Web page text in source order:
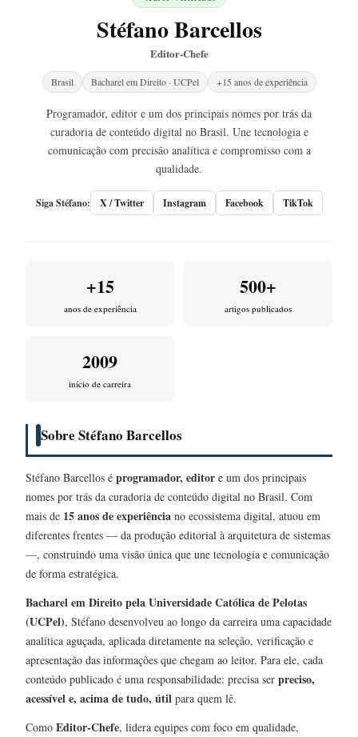
Stéfano Barcellos
Editor-Chefe
Brasil Bacharel em Direito · UCPel +15 anos de experiência
Programador, editor e um dos principais nomes por trás da
curadoria de conteúdo digital no Brasil. Une tecnologia e
comunicação com precisão analítica e compromisso com a
qualidade.
Siga Stéfano: X / Twitter Instagram Facebook TikTok
+15
anos de experiência
500+
artigos publicados
2009
início de carreira
Sobre Stéfano Barcellos
Stéfano Barcellos é programador, editor e um dos principais
nomes por trás da curadoria de conteúdo digital no Brasil. Com
mais de 15 anos de experiência no ecossistema digital, atuou em
diferentes frentes — da produção editorial à arquitetura de sistemas
—, construindo uma visão única que une tecnologia e comunicação
de forma estratégica.
Bacharel em Direito pela Universidade Católica de Pelotas
(UCPel), Stéfano desenvolveu ao longo da carreira uma capacidade
analítica aguçada, aplicada diretamente na seleção, verificação e
apresentação das informações que chegam ao leitor. Para ele, cada
conteúdo publicado é uma responsabilidade: precisa ser preciso,
acessível e, acima de tudo, útil para quem lê.
Como Editor-Chefe, lidera equipes com foco em qualidade,